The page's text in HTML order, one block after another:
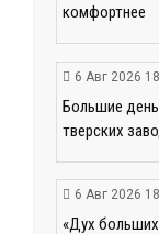
комфортнее
6 Авг 2026
Большие
тверских
6 Авг 2026
«Дух больших